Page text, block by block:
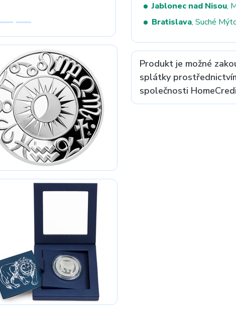
Jablonec nad Nisou,
Bratislava, Suché
Produkt je možné
splátky
společnosti